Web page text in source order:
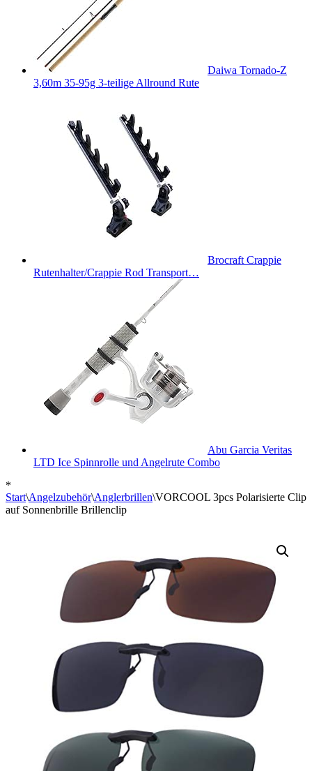
Daiwa Tornado-Z
3,60m 35-95g 3-teilige Allround Rute
Brocraft Crappie
Rutenhalter/Crappie Rod Transport…
Abu Garcia Veritas
LTD Ice Spinnrolle und Angelrute Combo
*
Start\Angelzubehör\Anglerbrillen\VORCOOL 3pcs Polarisierte Clip
auf Sonnenbrille Brillenclip